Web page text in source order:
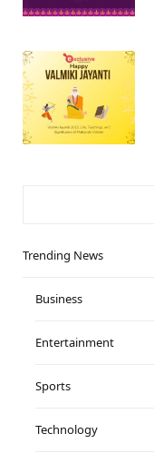
Trending News
Business
Entertainment
Sports
Technology